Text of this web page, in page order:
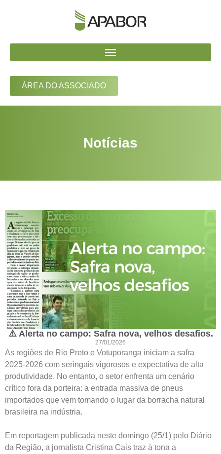
ÁREA DO ASSOCIADO
Notícias
⚠️ Alerta no campo: Safra nova, velhos desafios.
27/01/2026
As regiões de Rio Preto e Votuporanga iniciam a safra
2025-2026 com seringais vigorosos e expectativa de alta
produtividade. No entanto, o setor enfrenta um cenário
crítico fora da porteira: a entrada massiva de pneus
importados que vem tomando o lugar da borracha natural
brasileira na indústria.
Em reportagem publicada neste domingo (25/1) pelo Diário
da Região, a jornalista Cristina Cais traz à tona a